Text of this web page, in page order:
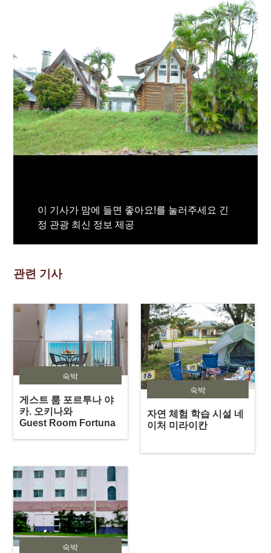
이 기사가 맘에 들면 좋아요!를 눌러주세요 긴
정 관광 최신 정보 제공
관련 기사
숙박
게스트 룸 포르투나 야
카. 오키나와
Guest Room Fortuna
숙박
자연 체험 학습 시설 네
이처 미라이칸
숙박